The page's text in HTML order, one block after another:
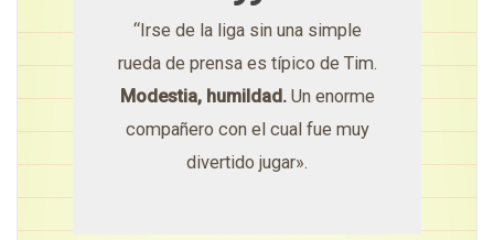
“Irse de la liga sin una simple
rueda de prensa es típico de Tim.
Modestia, humildad.Un enorme
compañero con el cual fue muy
divertido jugar».